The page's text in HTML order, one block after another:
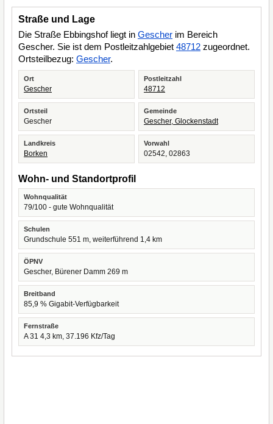
Straße und Lage
Die Straße Ebbingshof liegt in Gescher im Bereich
Gescher. Sie ist dem Postleitzahlgebiet 48712 zugeordnet.
Ortsteilbezug: Gescher.
Ort
Gescher
Postleitzahl
48712
Ortsteil
Gescher
Gemeinde
Gescher, Glockenstadt
Landkreis
Borken
Vorwahl
02542, 02863
Wohn- und Standortprofil
Wohnqualität
79/100 - gute Wohnqualität
Schulen
Grundschule 551 m, weiterführend 1,4 km
ÖPNV
Gescher, Bürener Damm 269 m
Breitband
85,9 % Gigabit-Verfügbarkeit
Fernstraße
A 31 4,3 km, 37.196 Kfz/Tag